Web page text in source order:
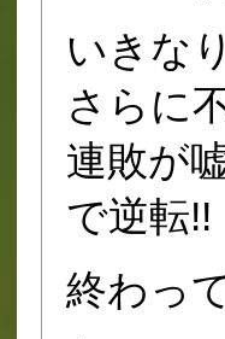
いきな
さらに
連敗が
で逆転!!
終わっ